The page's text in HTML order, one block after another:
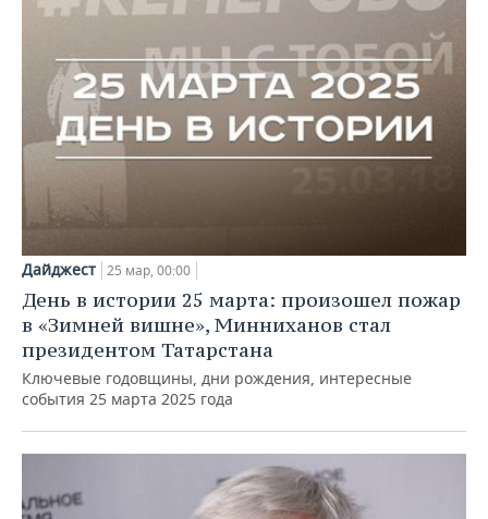
Дайджест 25 мар, 00:00
День в истории 25 марта: произошел пожар
в «Зимней вишне», Минниханов стал
президентом Татарстана
Ключевые годовщины, дни рождения, интересные
события 25 марта 2025 года